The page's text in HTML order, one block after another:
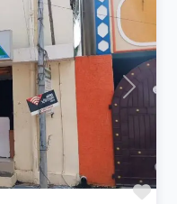
Next